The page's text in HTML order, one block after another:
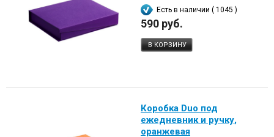
Есть в наличии ( 1045 )
590 руб.
В КОРЗИНУ
Коробка Duo под
ежедневник и ручку,
оранжевая